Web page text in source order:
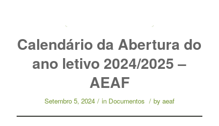
Calendário da Abertura do
ano letivo 2024/2025 –
AEAF
Setembro 5, 2024 / in Documentos / by aeaf